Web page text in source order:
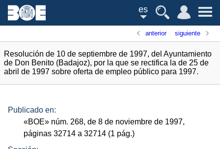
es
anterior siguiente
Resolución de 10 de septiembre de 1997, del Ayuntamiento
de Don Benito (Badajoz), por la que se rectifica la de 25 de
abril de 1997 sobre oferta de empleo público para 1997.
Publicado en:
«BOE» núm. 268, de 8 de noviembre de 1997,
páginas 32714 a 32714 (1 pág.)